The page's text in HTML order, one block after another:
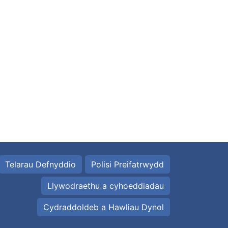
Telarau Defnyddio Polisi Preifatrwydd
Llywodraethu a cyhoeddiadau
Cydraddoldeb a Hawliau Dynol